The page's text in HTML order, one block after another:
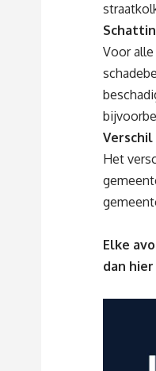
Voor
Verschil
Het
Elke
dan hier